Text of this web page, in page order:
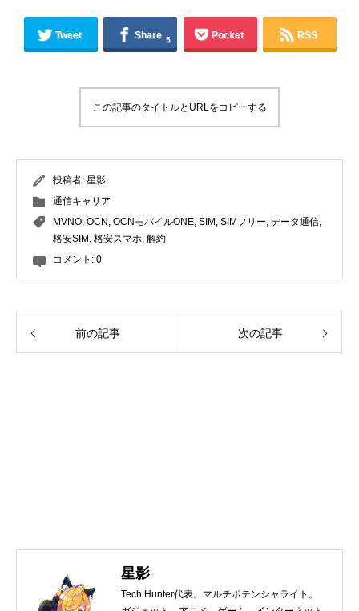
Tweet Share 5 Pocket RSS
この記事のタイトルとURLをコピーする
投稿者: 星影
通信キャリア
MVNO, OCN, OCNモバイルONE, SIM, SIMフリー, データ通信,
格安SIM, 格安スマホ, 解約
コメント: 0
前の記事 次の記事
星影
Tech Hunter代表。マルチポテンシャライト。